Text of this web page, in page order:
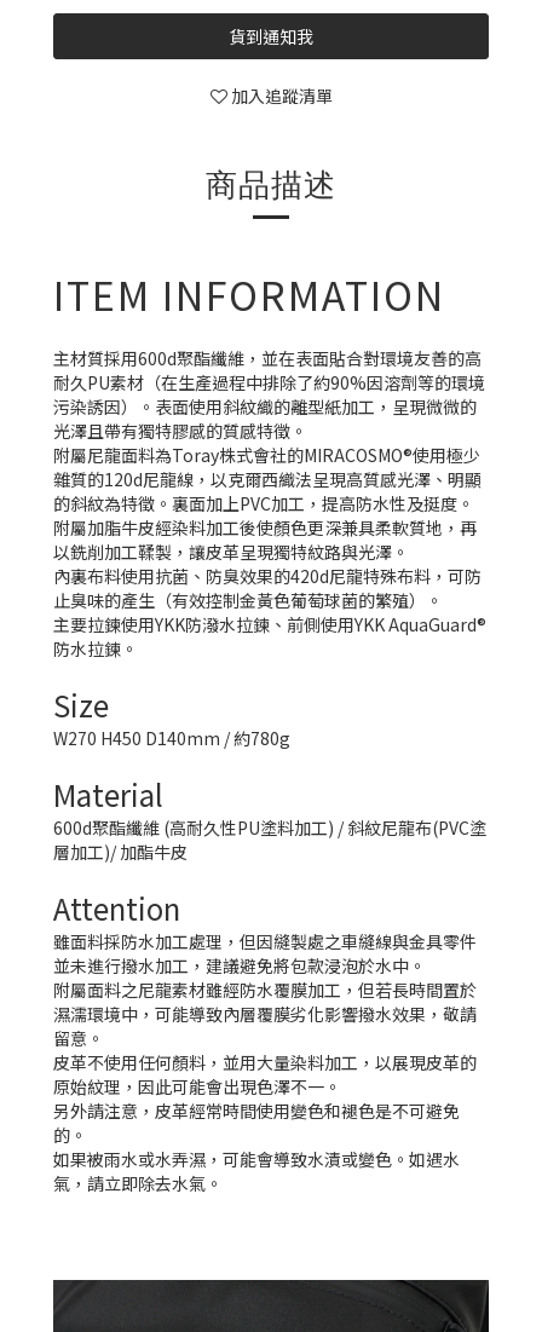
貨到通知我
加入追蹤清單
商品描述
ITEM INFORMATION
主材質採用600d聚酯纖維，並在表面貼合對環境友善的高
耐久PU素材（在生產過程中排除了約90%因溶劑等的環境
污染誘因）。 表面使用斜紋織的離型紙加工，呈現微微的
光澤且帶有獨特膠感的質感特徵。
附屬尼龍面料為Toray株式會社的MIRACOSMO®使用極少
雜質的120d尼龍線，以克爾西織法呈現高質感光澤、明顯
的斜紋為特徵。裏面加上PVC加工，提高防水性及挺度。
附屬加脂牛皮經染料加工後使顏色更深兼具柔軟質地，再
以銑削加工鞣製，讓皮革呈現獨特紋路與光澤。
內裏布料使用抗菌、防臭效果的420d尼龍特殊布料，可防
止臭味的產生（有效控制金黃色葡萄球菌的繁殖）。
主要拉鍊使用YKK防潑水拉鍊、前側使用YKK AquaGuard®
防水拉鍊。
Size
W270 H450 D140mm / 約780g
Material
600d聚酯纖維 (高耐久性PU塗料加工) / 斜紋尼龍布(PVC塗
層加工)/ 加酯牛皮
Attention
雖面料採防水加工處理，但因縫製處之車縫線與金具零件
並未進行撥水加工，建議避免將包款浸泡於水中。
附屬面料之尼龍素材雖經防水覆膜加工，但若長時間置於
濕濡環境中，可能導致內層覆膜劣化影響撥水效果，敬請
留意。
皮革不使用任何顏料，並用大量染料加工，以展現皮革的
原始紋理，因此可能會出現色澤不一。
另外請注意，皮革經常時間使用變色和褪色是不可避免
的。
如果被雨水或水弄濕，可能會導致水漬或變色。如遇水
氣，請立即除去水氣。